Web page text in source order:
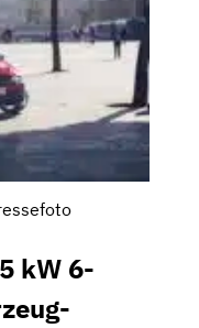
kW 6-